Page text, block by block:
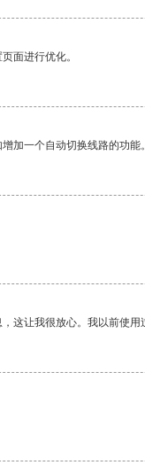
面进行优化。
加一个自动切换线路的功能。
这让我很放心。我以前使